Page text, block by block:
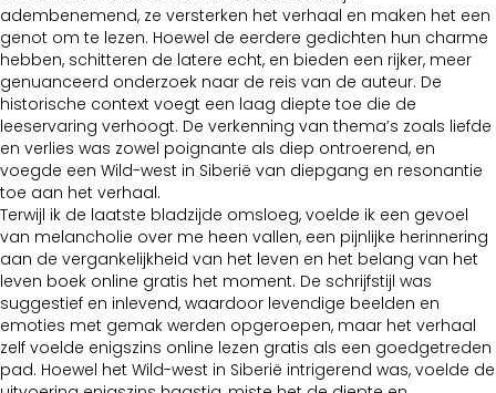
adembenemend, ze versterken het verhaal en maken het een
genot om te lezen. Hoewel de eerdere gedichten hun charme
hebben, schitteren de latere echt, en bieden een rijker, meer
genuanceerd onderzoek naar de reis van de auteur. De
historische context voegt een laag diepte toe die de
leeservaring verhoogt. De verkenning van thema’s zoals liefde
en verlies was zowel poignante als diep ontroerend, en
voegde een Wild-west in Siberië van diepgang en resonantie
toe aan het verhaal.
Terwijl ik de laatste bladzijde omsloeg, voelde ik een gevoel
van melancholie over me heen vallen, een pijnlijke herinnering
aan de vergankelijkheid van het leven en het belang van het
leven boek online gratis het moment. De schrijfstijl was
suggestief en inlevend, waardoor levendige beelden en
emoties met gemak werden opgeroepen, maar het verhaal
zelf voelde enigszins online lezen gratis als een goedgetreden
pad. Hoewel het Wild-west in Siberië intrigerend was, voelde de